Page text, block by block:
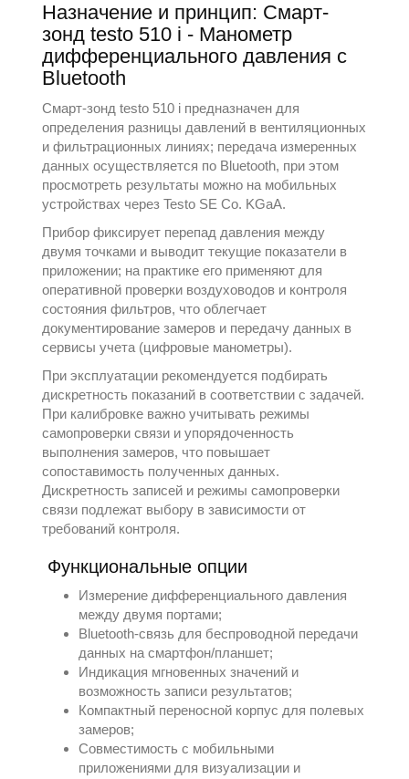
Назначение и принцип: Смарт-
зонд testo 510 i - Манометр
дифференциального давления с
Bluetooth
Смарт-зонд testo 510 i предназначен для
определения разницы давлений в вентиляционных
и фильтрационных линиях; передача измеренных
данных осуществляется по Bluetooth, при этом
просмотреть результаты можно на мобильных
устройствах черезTesto SE Co. KGaA.
Прибор фиксирует перепад давления между
двумя точками и выводит текущие показатели в
приложении; на практике его применяют для
оперативной проверки воздуховодов и контроля
состояния фильтров, что облегчает
документирование замеров и передачу данных в
сервисы учета (цифровые манометры).
При эксплуатации рекомендуется подбирать
дискретность показаний в соответствии с задачей.
При калибровке важно учитывать режимы
самопроверки связи и упорядоченность
выполнения замеров, что повышает
сопоставимость полученных данных.
Дискретность записей и режимы самопроверки
связи подлежат выбору в зависимости от
требований контроля.
Функциональные опции
Измерение дифференциального давления
между двумя портами;
Bluetooth-связь для беспроводной передачи
данных на смартфон/планшет;
Индикация мгновенных значений и
возможность записи результатов;
Компактный переносной корпус для полевых
замеров;
Совместимость с мобильными
приложениями для визуализации и